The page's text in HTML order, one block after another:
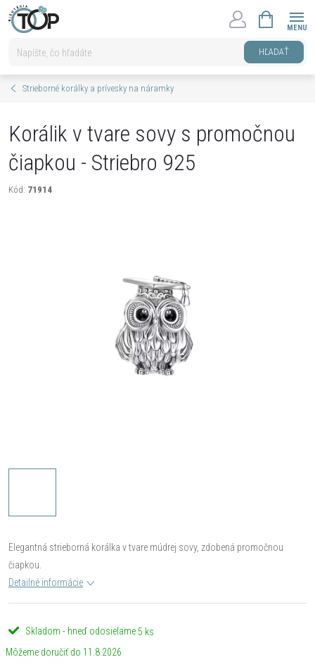
Prejsť
na
HĽADAŤ
KOŠÍK
Strieborné korálky a prívesky na náramky
Korálik v tvare sovy s promočnou
čiapkou - Striebro 925
Kód: 71914
Elegantná strieborná korálka v tvare múdrej sovy, zdobená promočnou
čiapkou.
Detailné informácie
Skladom - hneď odosielame5 ks
11.8.2026